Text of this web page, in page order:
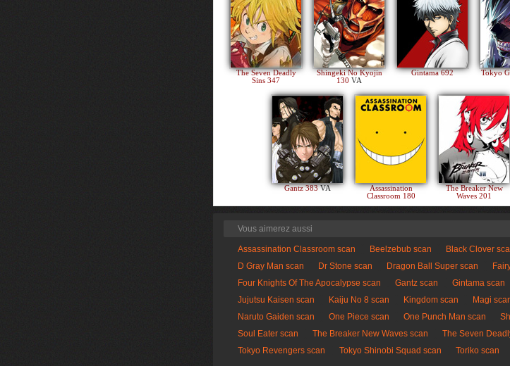
The Seven Deadly
Sins 347
Shingeki No Kyojin
130 VA
Gintama 692 Tokyo
Gantz 383VA
Assassination
Classroom 180
The Breaker New
Waves 201
Vous aimerez aussi
Assassination Classroom scan Beelzebub scan Black Clover
D Gray Man scan
Dr Stone scan Dragon Ball Super scan
Four Knights Of The Apocalypse scan
Gantz scan Gintama scan
Jujutsu Kaisen scan
Kaiju No 8 scan Kingdom scan Magi
Naruto Gaiden scan
One Piece scan One Punch Man scan
Soul Eater scan
The Breaker New Waves scan The Seven
Tokyo Revengers scan
Tokyo Shinobi Squad scan Toriko scan